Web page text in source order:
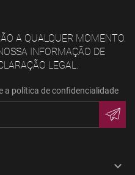
A QUALQUER MOMENTO.
INFORMAÇÃO DE
LEGAL.
a política de confidencialidade
